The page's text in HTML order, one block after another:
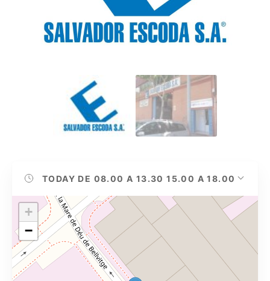
TODAY DE 08.00 A 13.30 15.00 A 18.00
+
−